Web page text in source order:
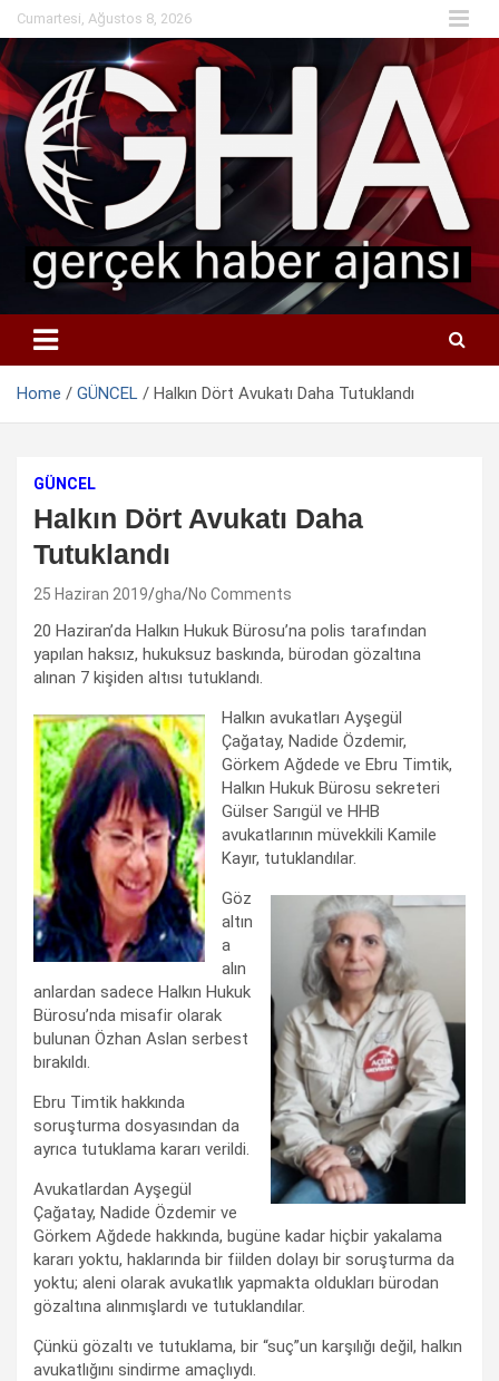
Skip
to
content
Cumartesi, Ağustos 8, 2026
Home GÜNCEL Halkın Dört Avukatı Daha Tutuklandı
GÜNCEL
Halkın Dört Avukatı Daha
Tutuklandı
25 Haziran 2019 gha No Comments
20 Haziran’da Halkın Hukuk Bürosu’na polis tarafından
yapılan haksız, hukuksuz baskında, bürodan gözaltına
alınan 7 kişiden altısı tutuklandı.
Halkın avukatları Ayşegül
Çağatay, Nadide Özdemir,
Görkem Ağdede ve Ebru Timtik,
Halkın Hukuk Bürosu sekreteri
Gülser Sarıgül ve HHB
avukatlarının müvekkili Kamile
Kayır, tutuklandılar.
Göz
altın
a
alın
anlardan sadece Halkın Hukuk
Bürosu‏’nda misafir olarak
bulunan Özhan Aslan serbest
bırakıldı.
Ebru Timtik hakkında
soruşturma dosyasından da
ayrıca tutuklama kararı verildi.
Avukatlardan Ayşegül
Çağatay, Nadide Özdemir ve
Görkem Ağdede hakkında, bugüne kadar hiçbir yakalama
kararı yoktu, haklarında bir fiilden dolayı bir soruşturma da
yoktu; aleni olarak avukatlık yapmakta oldukları bürodan
gözaltına alınmışlardı ve tutuklandılar.
Çünkü gözaltı ve tutuklama, bir “suç”un karşılığı değil, halkın
avukatlığını sindirme amaçlıydı.